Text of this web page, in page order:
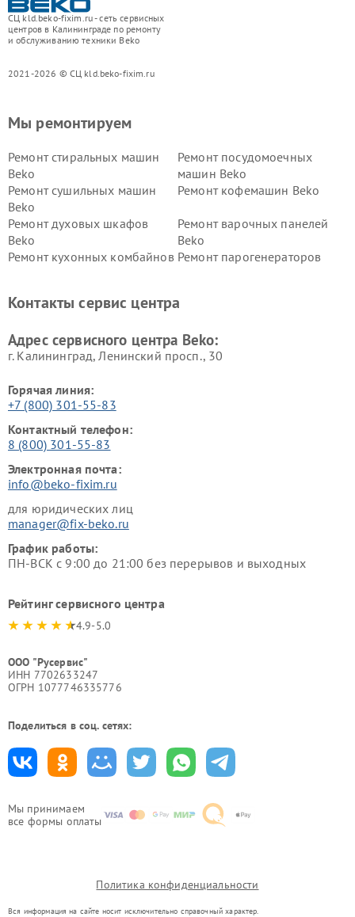
СЦ kld.beko-fixim.ru - сеть сервисных
центров в Калининграде по ремонту
и обслуживанию техники Beko
2021-2026 © СЦ kld.beko-fixim.ru
Мы принимаем
все формы оплаты
Мы ремонтируем
Ремонт стиральных машин
Beko
Ремонт посудомоечных
машин Beko
Ремонт сушильных машин
Beko
Ремонт кофемашин Beko
Ремонт духовых шкафов
Beko
Ремонт варочных панелей
Beko
Ремонт кухонных комбайнов Ремонт парогенераторов
Ремонт холодильников Beko Ремонт морозильных камер
Контакты сервис центра
Адрес сервисного центра Beko:
г. Калининград, Ленинский просп., 30
Горячая линия:
+7 (800) 301-55-83
Контактный телефон:
8 (800) 301-55-83
Электронная почта:
info@beko-fixim.ru
для юридических лиц
manager@fix-beko.ru
График работы:
ПН-ВСК с 9:00 до 21:00 без перерывов и выходных
Рейтинг сервисного центра
4.9-5.0
ООО "Русервис"
ИНН 7702633247
ОГРН 1077746335776
Поделиться в соц. сетях:
Политика конфиденциальности
Вся информация на сайте носит исключительно справочный характер.